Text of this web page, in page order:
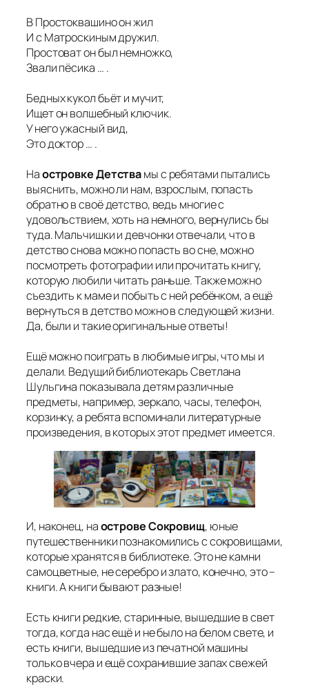
В Простоквашино он жил
И с Матроскиным дружил.
Простоват он был немножко,
Звали пёсика … .
Бедных кукол бьёт и мучит,
Ищет он волшебный ключик.
У него ужасный вид,
Это доктор … .
Наостровке Детствамы с ребятами пытались
выяснить, можно ли нам, взрослым, попасть
обратно в своё детство, ведь многие с
удовольствием, хоть на немного, вернулись бы
туда. Мальчишки и девчонки отвечали, что в
детство снова можно попасть во сне, можно
посмотреть фотографии или прочитать книгу,
которую любили читать раньше. Также можно
съездить к маме и побыть с ней ребёнком, а ещё
вернуться в детство можно в следующей жизни.
Да, были и такие оригинальные ответы!
Ещё можно поиграть в любимые игры, что мы и
делали. Ведущий библиотекарь Светлана
Шульгина показывала детям различные
предметы, например, зеркало, часы, телефон,
корзинку, а ребята вспоминали литературные
произведения, в которых этот предмет имеется.
И, наконец, наостровеСокровищ, юные
путешественники познакомились с сокровищами,
которые хранятся в библиотеке. Это не камни
самоцветные, не серебро и злато, конечно, это –
книги. А книги бывают разные!
Есть книги редкие, старинные, вышедшие в свет
тогда, когда нас ещё и не было на белом свете, и
есть книги, вышедшие из печатной машины
только вчера и ещё сохранившие запах свежей
краски.